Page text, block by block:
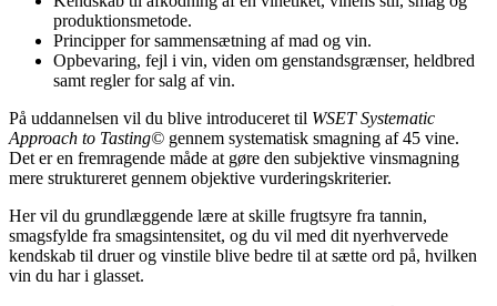
produktionsmetode.
Principper for sammensætning af mad og vin.
Opbevaring, fejl i vin, viden om genstandsgrænser, heldbred
samt regler for salg af vin.
På uddannelsen vil du blive introduceret til WSET Systematic
Approach to Tasting© gennem systematisk smagning af 45 vine.
Det er en fremragende måde at gøre den subjektive vinsmagning
mere struktureret gennem objektive vurderingskriterier.
Her vil du grundlæggende lære at skille frugtsyre fra tannin,
smagsfylde fra smagsintensitet, og du vil med dit nyerhvervede
kendskab til druer og vinstile blive bedre til at sætte ord på, hvilken
vin du har i glasset.